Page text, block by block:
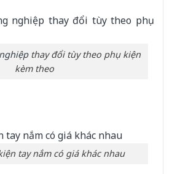
thay đổi tùy theo phụ kiện
kèm theo
tay nắm có giá khác nhau